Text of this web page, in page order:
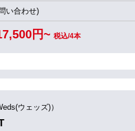
い合わせ)
円~ 税込/4本
ウェッズ)）